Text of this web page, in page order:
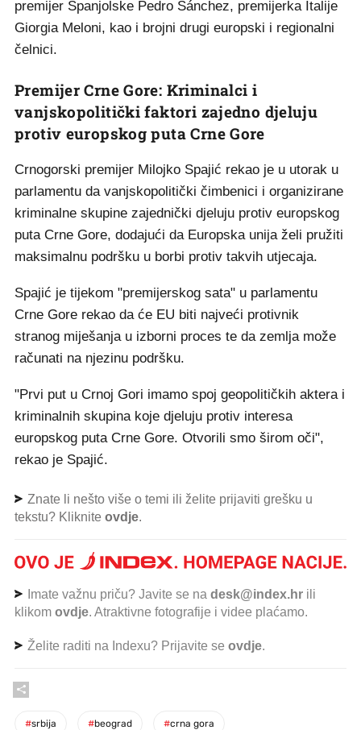
premijer Španjolske Pedro Sánchez, premijerka Italije
Giorgia Meloni, kao i brojni drugi europski i regionalni
čelnici.
Premijer Crne Gore: Kriminalci i
vanjskopolitički faktori zajedno djeluju
protiv europskog puta Crne Gore
Crnogorski premijer Milojko Spajić rekao je u utorak u
parlamentu da vanjskopolitički čimbenici i organizirane
kriminalne skupine zajednički djeluju protiv europskog
puta Crne Gore, dodajući da Europska unija želi pružiti
maksimalnu podršku u borbi protiv takvih utjecaja.
Spajić je tijekom "premijerskog sata" u parlamentu
Crne Gore rekao da će EU biti najveći protivnik
stranog miješanja u izborni proces te da zemlja može
računati na njezinu podršku.
"Prvi put u Crnoj Gori imamo spoj geopolitičkih aktera i
kriminalnih skupina koje djeluju protiv interesa
europskog puta Crne Gore. Otvorili smo širom oči",
rekao je Spajić.
Znate li nešto više o temi ili želite prijaviti grešku u
tekstu? Kliknite ovdje.
Imate važnu priču? Javite se na desk@index.hr ili
klikom ovdje. Atraktivne fotografije i videe plaćamo.
Želite raditi na Indexu? Prijavite se ovdje.
#srbija #beograd #crna gora